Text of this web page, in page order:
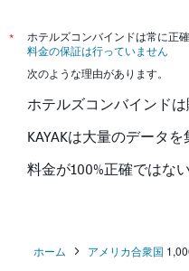
*
ホテルズコンバインドは常に正
料金の保証は行っていません
次のような理由があります。
ホテルズコンバインド
KAYAKは大量のデータ
料金が100%正確ではな
ホーム アメリカ合衆国